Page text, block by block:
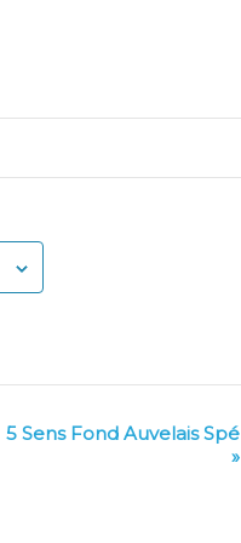
5 Sens Fond Auvelais Spé
»